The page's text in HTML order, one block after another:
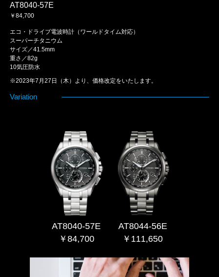
AT8040-57E
￥84,700
エコ・ドライブ電波時計（ワールドタイム対応）
スーパーチタニウム
サイズ／41.5mm
重さ／82g
10気圧防水
※2023年7月27日（木）より、価格改定をいたします。
Variation
AT8040-57E
￥84,700
AT8044-56E
￥111,650